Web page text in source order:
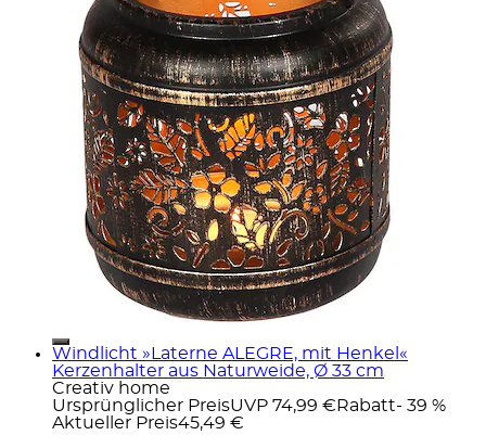
Windlicht »Laterne ALEGRE, mit Henkel«
Kerzenhalter aus Naturweide, Ø 33 cm
Creativ home
Ursprünglicher PreisUVP 74,99 € Rabatt- 39 %
Aktueller Preis45,49 €